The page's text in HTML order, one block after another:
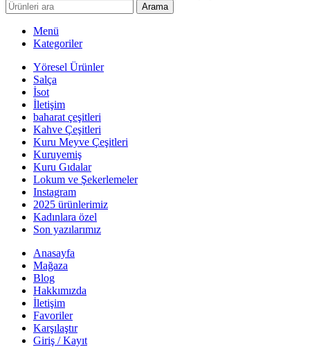
Arama
Menü
Kategoriler
Yöresel Ürünler
Salça
İsot
İletişim
baharat çeşitleri
Kahve Çeşitleri
Kuru Meyve Çeşitleri
Kuruyemiş
Kuru Gıdalar
Lokum ve Şekerlemeler
Instagram
2025 ürünlerimiz
Kadınlara özel
Son yazılarımız
Anasayfa
Mağaza
Blog
Hakkımızda
İletişim
Favoriler
Karşılaştır
Giriş / Kayıt